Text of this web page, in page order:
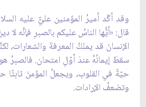
وقد أكّد أميرُ المؤمنين عليٌّ عليه
قال: «أيُّها الناسُ عليكم بالصبرِ فإنَّه لا
الإنسانَ قد يملكُ المعرفةَ والشعارات،
سقطَ إيمانُهُ عندَ أوّلِ امتحان. فالصبرُ
حيّةً في القلوب، ويجعلُ المؤمنَ
وتضعفُ الإرادات.